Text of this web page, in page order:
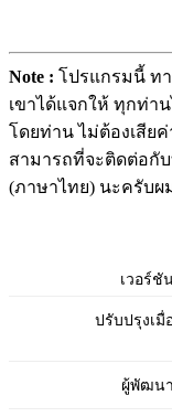
Note : โปรแกรมนี้ ทา
เขาได้แจกให้ ทุกท่า
โดยท่าน ไม่ต้องเสีย
สามารถที่จะติดต่อกั
(ภาษาไทย) นะครับผ
เวอร์ชั
ปรับปรุงเมื่
ผู้พัฒนา